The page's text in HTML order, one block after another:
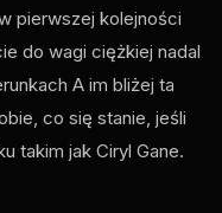
pierwszej kolejności
do wagi ciężkiej nadal
A im bliżej ta
co się stanie, jeśli
takim jak Ciryl Gane.